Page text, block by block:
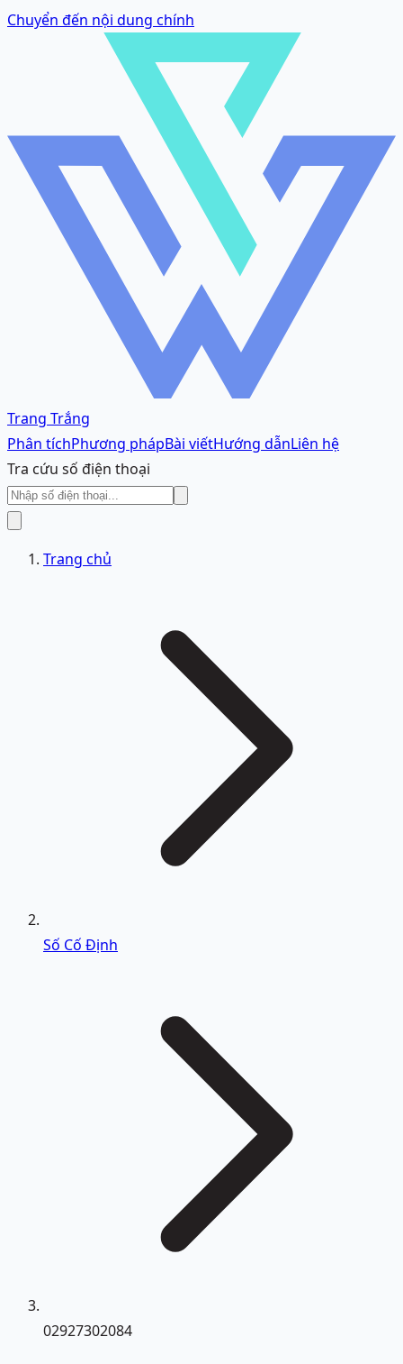
Chuyển đến nội dung chính
Trang Trắng
Phân tíchPhương phápBài viếtHướng dẫnLiên hệ
Tra cứu số điện thoại
Trang chủ
Số Cố Định
02927302084